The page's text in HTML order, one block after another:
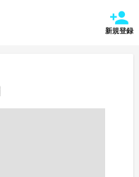
新規登録